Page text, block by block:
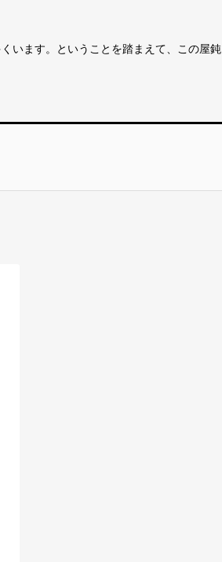
います。ということを踏まえて、この屋鈍